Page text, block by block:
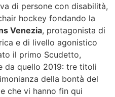
di persone con disabilità,
hockey fondando la
Venezia, protagonista di
e di livello agonistico
il primo Scudetto,
da quello 2019: tre titoli
della bontà del
che vi hanno fin qui